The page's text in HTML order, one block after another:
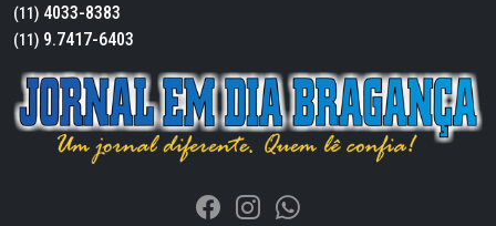
(11) 4033-8383
(11) 9.7417-6403